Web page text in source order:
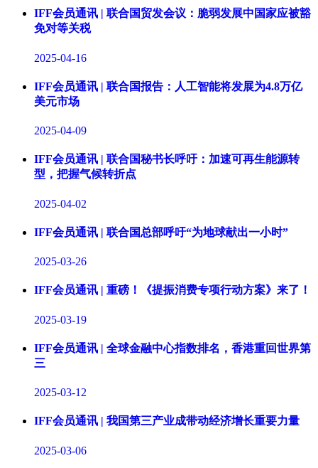
IFF会员通讯 | 联合国贸发会议：脆弱发展中国家应被豁
免对等关税
2025-04-16
IFF会员通讯 | 联合国报告：人工智能将发展为4.8万亿
美元市场
2025-04-09
IFF会员通讯 | 联合国秘书长呼吁：加速可再生能源转
型，把握气候转折点
2025-04-02
IFF会员通讯 | 联合国总部呼吁“为地球献出一小时”
2025-03-26
IFF会员通讯 | 重磅！《提振消费专项行动方案》来了！
2025-03-19
IFF会员通讯 | 全球金融中心指数排名，香港重回世界第
三
2025-03-12
IFF会员通讯 | 我国第三产业成带动经济增长重要力量
2025-03-06